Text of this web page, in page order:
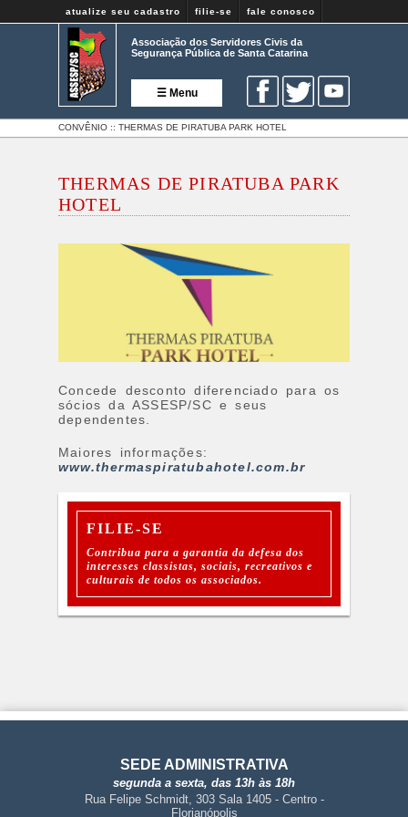
Associação dos Servidores Civis da
Segurança Pública de Santa Catarina
atualize seu cadastro filie-se fale conosco
☰ Menu
CONVÊNIO :: THERMAS DE PIRATUBA PARK HOTEL
THERMAS DE PIRATUBA PARK
HOTEL
Concede desconto diferenciado para os
sócios da ASSESP/SC e seus
dependentes.
Maiores informações:
www.thermaspiratubahotel.com.br
FILIE-SE
Contribua para a garantia da defesa dos
interesses classistas, sociais, recreativos e
culturais de todos os associados.
SEDE ADMINISTRATIVA
segunda a sexta, das 13h às 18h
Rua Felipe Schmidt, 303 Sala 1405 - Centro -
Florianópolis